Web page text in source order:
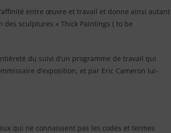
entre œuvre et travail et donne ainsi autant
sculptures « Thick Paintings ( to be
du suivi d’un programme de travail qui
d’exposition, et par Eric Cameron lui-
qui ne connaissent pas les codes et termes